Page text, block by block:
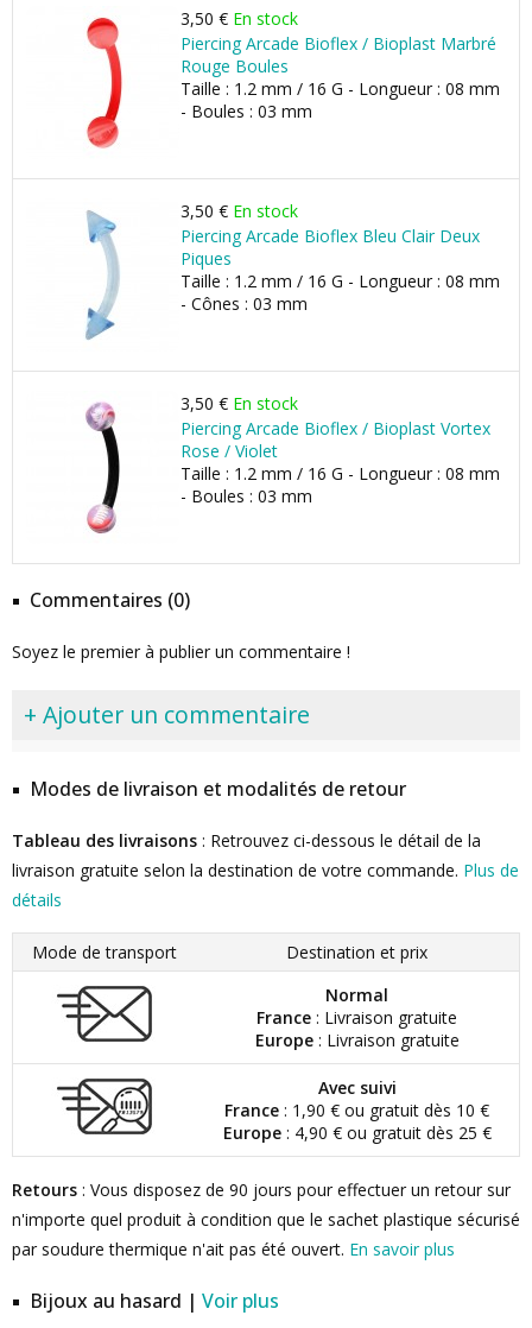
3,50 € En stock
Piercing Arcade Bioflex / Bioplast Marbré
Rouge Boules
Taille : 1.2 mm / 16 G - Longueur : 08 mm
- Boules : 03 mm
3,50 € En stock
Piercing Arcade Bioflex Bleu Clair Deux
Piques
Taille : 1.2 mm / 16 G - Longueur : 08 mm
- Cônes : 03 mm
3,50 € En stock
Piercing Arcade Bioflex / Bioplast Vortex
Rose / Violet
Taille : 1.2 mm / 16 G - Longueur : 08 mm
- Boules : 03 mm
Commentaires (0)
Soyez le premier à publier un commentaire !
+ Ajouter un commentaire
Modes de livraison et modalités de retour
Tableau des livraisons : Retrouvez ci-dessous le détail de la
livraison gratuite selon la destination de votre commande. Plus de
détails
Mode de transport
Destination et prix
Normal
France : Livraison gratuite
Europe: Livraison gratuite
Avec suivi
France : 1,90 € ou gratuit dès 10 €
Europe: 4,90 € ou gratuit dès 25 €
Retours : Vous disposez de 90 jours pour effectuer un retour sur
n'importe quel produit à condition que le sachet plastique sécurisé
par soudure thermique n'ait pas été ouvert. En savoir plus
Bijoux au hasard | Voir plus